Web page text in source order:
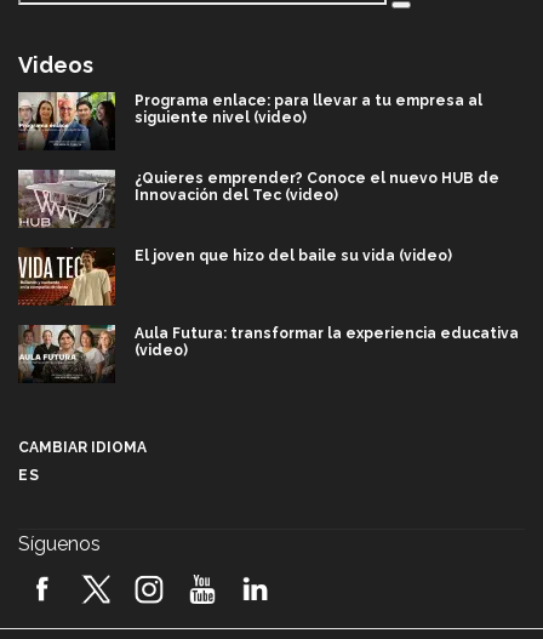
Videos
Programa enlace: para llevar a tu empresa al
siguiente nivel (video)
¿Quieres emprender? Conoce el nuevo HUB de
Innovación del Tec (video)
El joven que hizo del baile su vida (video)
Aula Futura: transformar la experiencia educativa
(video)
2026! (video)
CAMBIAR IDIOMA
ES
Síguenos